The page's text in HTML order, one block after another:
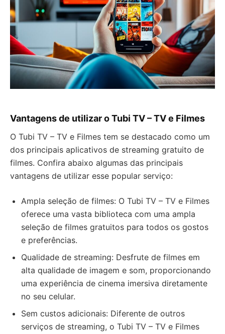
Vantagens de utilizar o Tubi TV – TV e Filmes
O Tubi TV – TV e Filmes tem se destacado como um
dos principais aplicativos de streaming gratuito de
filmes. Confira abaixo algumas das principais
vantagens de utilizar esse popular serviço:
Ampla seleção de filmes: O Tubi TV – TV e Filmes
oferece uma vasta biblioteca com uma ampla
seleção de filmes gratuitos para todos os gostos
e preferências.
Qualidade de streaming: Desfrute de filmes em
alta qualidade de imagem e som, proporcionando
uma experiência de cinema imersiva diretamente
no seu celular.
Sem custos adicionais: Diferente de outros
serviços de streaming, o Tubi TV – TV e Filmes